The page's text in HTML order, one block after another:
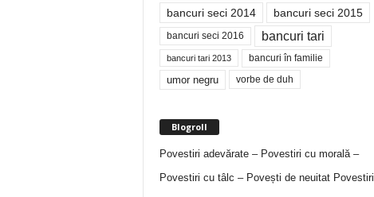
bancuri seci 2014 bancuri seci 2015
bancuri seci 2016 bancuri tari
bancuri tari 2013 bancuri în familie
umor negru vorbe de duh
Blogroll
Povestiri adevărate – Povestiri cu morală –
Povestiri cu tâlc – Povești de neuitatPovestiri